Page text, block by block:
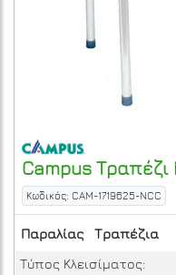
Campus Τραπέζι
Κωδικός: CAM-1719625-NCC
Παραλίας
Τραπέζια
Τύπος Κλεισίματος: